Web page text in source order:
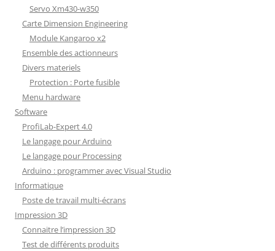
Servo Xm430-w350
Carte Dimension Engineering
Module Kangaroo x2
Ensemble des actionneurs
Divers materiels
Protection : Porte fusible
Menu hardware
Software
ProfiLab-Expert 4.0
Le langage pour Arduino
Le langage pour Processing
Arduino : programmer avec Visual Studio
Informatique
Poste de travail multi-écrans
Impression 3D
Connaitre l’impression 3D
Test de différents produits